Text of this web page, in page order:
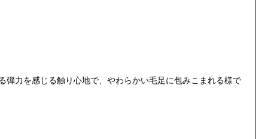
力を感じる触り心地で、やわらかい毛足に包みこまれる様で